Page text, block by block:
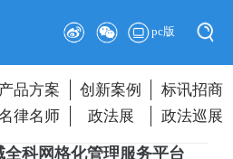
pc版
产品方案 创新案例
标讯招商
律名师 政法展 政法巡展
科网格化管理服务平台